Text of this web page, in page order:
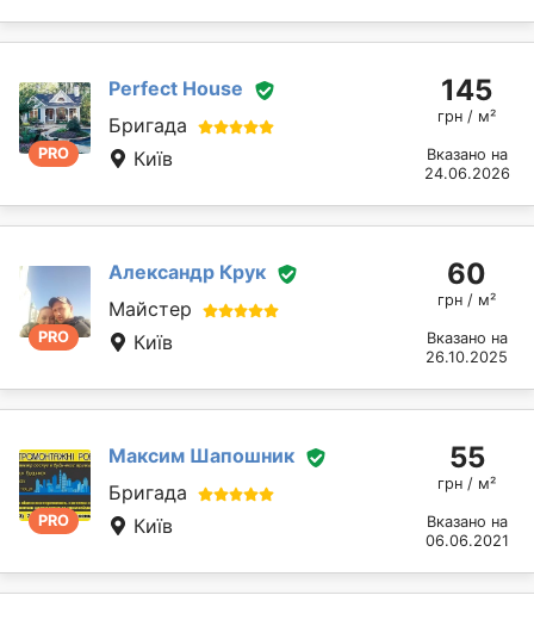
PRO
Perfect House
Бригада
Київ
145
грн / м²
Вказано на
24.06.2026
PRO
Александр Крук
Майстер
Київ
60
грн / м²
Вказано на
26.10.2025
PRO
Максим Шапошник
Бригада
Київ
55
грн / м²
Вказано на
06.06.2021